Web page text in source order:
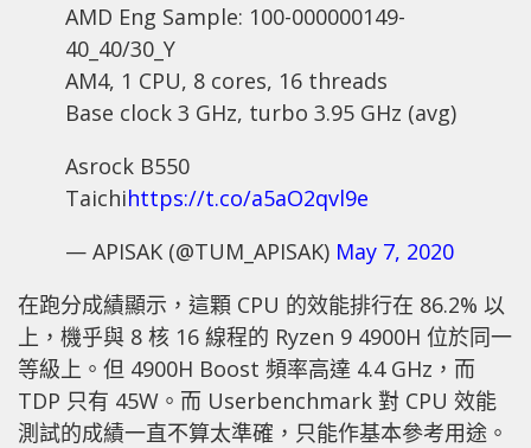
AMD Eng Sample: 100-000000149-
40_40/30_Y
AM4, 1 CPU, 8 cores, 16 threads
Base clock 3 GHz, turbo 3.95 GHz (avg)
Asrock B550
Taichihttps://t.co/a5aO2qvl9e
— APISAK (@TUM_APISAK) May 7, 2020
在跑分成績顯示，這顆 CPU 的效能排行在 86.2% 以
上，機乎與 8 核 16 線程的 Ryzen 9 4900H 位於同一
等級上。但 4900H Boost 頻率高達 4.4 GHz，而
TDP 只有 45W。而 Userbenchmark 對 CPU 效能
測試的成績一直不算太準確，只能作基本參考用途。